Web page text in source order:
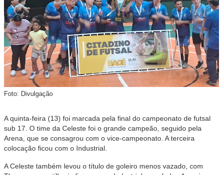
Foto: Divulgação
A quinta-feira (13) foi marcada pela final do campeonato de futsal
sub 17. O time da Celeste foi o grande campeão, seguido pela
Arena, que se consagrou com o vice-campeonato. A terceira
colocação ficou com o Industrial.
A Celeste também levou o título de goleiro menos vazado, com